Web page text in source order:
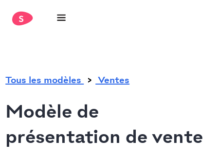
Tous les modèles Ventes
Modèle de
présentation de vente